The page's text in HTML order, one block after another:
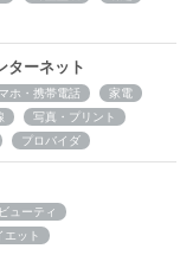
ターネット
ホ・携帯電話
家電
写真・プリント
プロバイダ
ューティ
エット